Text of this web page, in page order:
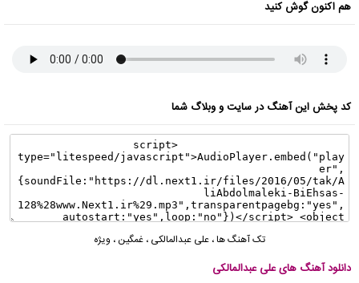
هم اکنون گوش کنید
کد پخش این آهنگ در سایت و وبلاگ شما
تک آهنگ ها، علی عبدالمالکی ، غمگین ، ویژه
دانلود آهنگ های علی عبدالمالکی